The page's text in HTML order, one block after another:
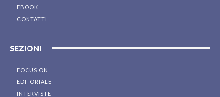
EBOOK
CONTATTI
SEZIONI
FOCUS ON
EDITORIALE
INTERVISTE